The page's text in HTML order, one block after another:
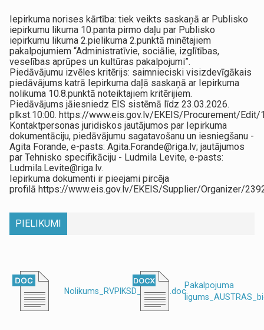
Iepirkuma norises kārtība: tiek veikts saskaņā ar Publisko
iepirkumu likuma 10.panta pirmo daļu par Publisko
iepirkumu likuma 2.pielikuma 2.punktā minētajiem
pakalpojumiem “Administratīvie, sociālie, izglītības,
veselības aprūpes un kultūras pakalpojumi”.
Piedāvājumu izvēles kritērijs: saimnieciski visizdevīgākais
piedāvājums katrā Iepirkuma daļā saskaņā ar Iepirkuma
nolikuma 10.8.punktā noteiktajiem kritērijiem.
Piedāvājums jāiesniedz EIS sistēmā līdz 23.03.2026.
plkst.10:00. https://www.eis.gov.lv/EKEIS/Procurement/Edit/
Kontaktpersonas juridiskos jautājumos par Iepirkuma
dokumentāciju, piedāvājumu sagatavošanu un iesniegšanu -
Agita Forande, e-pasts: Agita.Forande@riga.lv; jautājumos
par Tehnisko specifikāciju - Ludmila Levite, e-pasts:
Ludmila.Levite@riga.lv.
Iepirkuma dokumenti ir pieejami pircēja
profilā https://www.eis.gov.lv/EKEIS/Supplier/Organizer/
PIELIKUMI
Nolikums_RVPIKSD_2026_6.doc
Pakalpojuma